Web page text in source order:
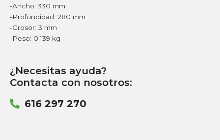
-Ancho: 330 mm
-Profundidad: 280 mm
-Grosor: 3 mm
-Peso: 0.139 kg
¿Necesitas ayuda?
Contacta con nosotros:
616 297 270